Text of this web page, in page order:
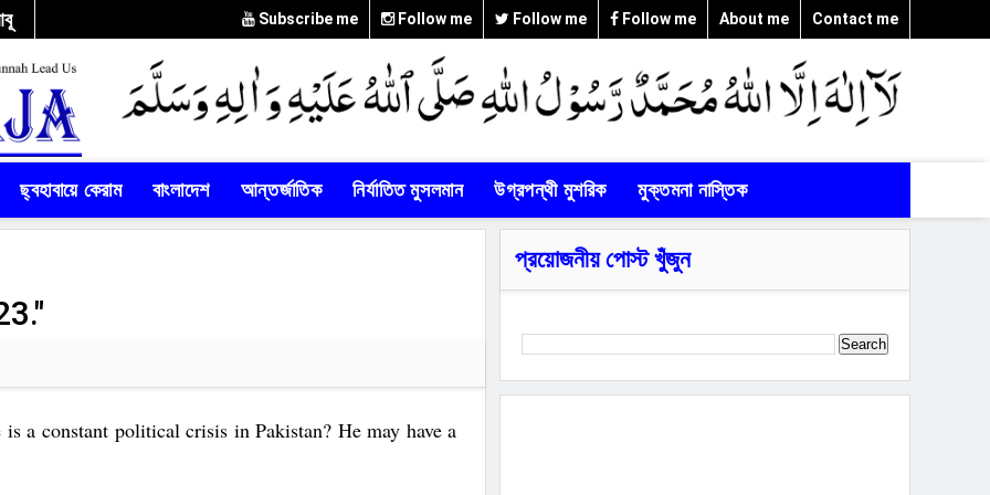
শুরু
Subscribe me Follow me Follow me Follow me About me Contact me
ছ্বহাবায়ে কেরাম বাংলাদেশ আন্তর্জাতিক নির্যাতিত মুসলমান উগ্রপন্থী মুশরিক মুক্তমনা নাস্তিক
a constant political crisis in Pakistan? He may have a
প্রয়োজনীয় পোস্ট খুঁজুন